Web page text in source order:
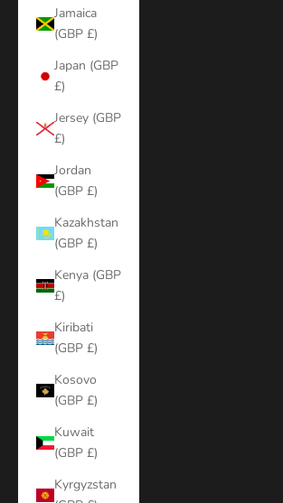
Jamaica
(GBP £)
Japan (GBP
£)
Jersey (GBP
£)
Jordan
(GBP £)
Kazakhstan
(GBP £)
Kenya (GBP
£)
Kiribati
(GBP £)
Kosovo
(GBP £)
Kuwait
(GBP £)
Kyrgyzstan